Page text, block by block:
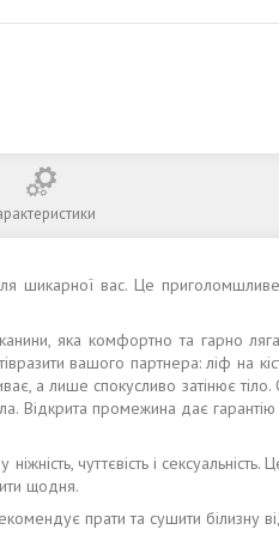
вас. Це
яка комфортно та гарно
вашого партнера: ліф на
а лише спокусливо затінює
Відкрита промежина дає
чуттєвість і сексуальність.
щодня.
прати та сушити білизну